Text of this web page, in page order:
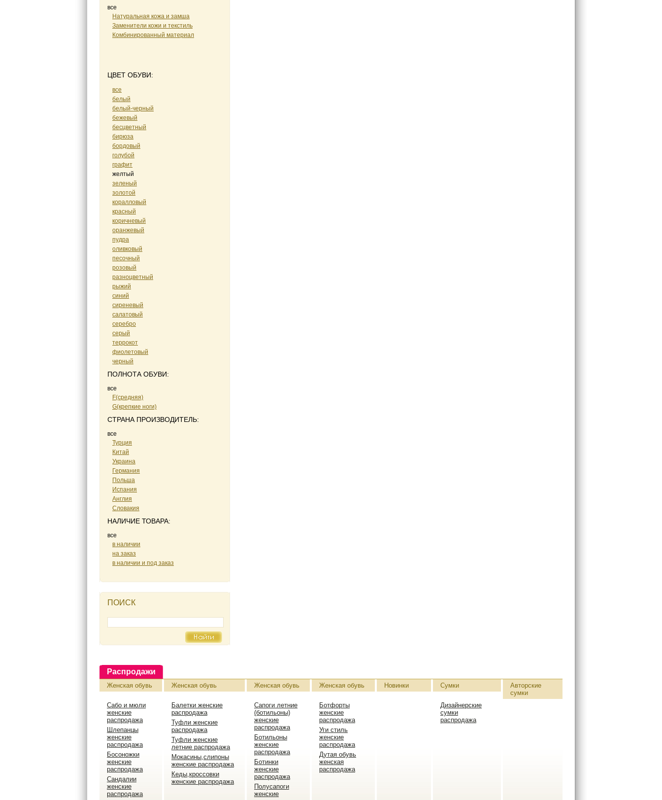
все
Натуральная кожа и замша
Заменители кожи и текстиль
Комбинированный материал
ЦВЕТ ОБУВИ:
все
белый
белый-черный
бежевый
бесцветный
бирюза
бордовый
голубой
графит
желтый
зеленый
золотой
коралловый
красный
коричневый
оранжевый
пудра
оливковый
песочный
розовый
разноцветный
рыжий
синий
сиреневый
салатовый
серебро
серый
террокот
фиолетовый
черный
ПОЛНОТА ОБУВИ:
все
F(средняя)
G(крепкие ноги)
СТРАНА ПРОИЗВОДИТЕЛЬ:
все
Турция
Китай
Украина
Германия
Польша
Испания
Англия
Словакия
НАЛИЧИЕ ТОВАРА:
все
в наличии
на заказ
в наличии и под заказ
ПОИСК
Распродажи
Женская обувь
Сабо и мюли
женские
распродажа
Шлепанцы
женские
распродажа
Босоножки
женские
распродажа
Сандалии
женские
распродажа
Женская обувь
Балетки женские
распродажа
Туфли женские
распродажа
Туфли женские
летние распродажа
Мокасины,слипоны
женские распродажа
Кеды,кроссовки
женские распродажа
Женская обувь
Сапоги летние
(ботильоны)
женские
распродажа
Ботильоны
женские
распродажа
Ботинки
женские
распродажа
Полусапоги
женские
Женская обувь
Ботфорты
женские
распродажа
Уги стиль
женские
распродажа
Дутая обувь
женская
распродажа
Новинки Сумки
Дизайнерские
сумки
распродажа
Авторские
сумки